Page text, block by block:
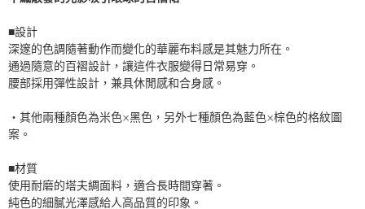
■設計
深邃的色調隨著動作而變化的華麗布料感是其魅力所在。
通過隨意的百褶設計，讓這件衣服變得日常易穿。
腰部採用彈性設計，兼具休閒感和合身感。
・其他兩種顏色為米色×黑色，另外七種顏色為藍色×棕色的格紋圖
案。
■材質
使用耐磨的塔夫綢面料，適合長時間穿著。
純色的細膩光澤感給人高品質的印象。